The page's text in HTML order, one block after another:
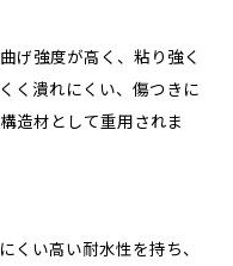
げ強度が高く、粘り強く
く潰れにくい、傷つきに
造材として重用されま
くい高い耐水性を持ち、